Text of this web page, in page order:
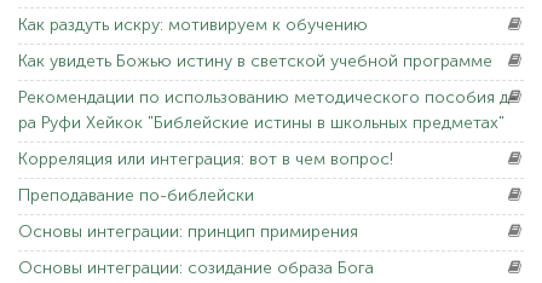
Как раздуть искру: мотивируем к обучению
Как увидеть Божью истину в светской учебной программе
Рекомендации по использованию методического пособия д-
ра Руфи Хейкок "Библейские истины в школьных предметах"
Корреляция или интеграция: вот в чем вопрос!
Преподавание по-библейски
Основы интеграции: принцип примирения
Основы интеграции: созидание образа Бога